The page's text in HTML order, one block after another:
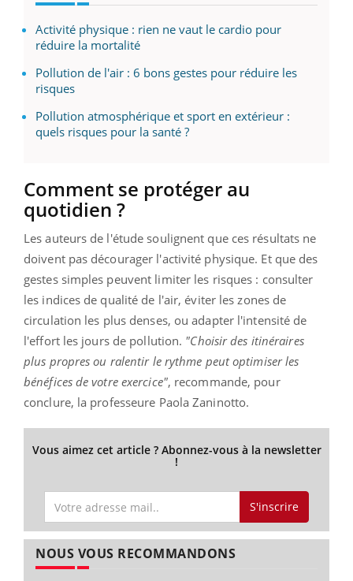
Activité physique : rien ne vaut le cardio pour
réduire la mortalité
Pollution de l'air : 6 bons gestes pour réduire les
risques
Pollution atmosphérique et sport en extérieur :
quels risques pour la santé ?
Comment se protéger au
quotidien ?
Les auteurs de l'étude soulignent que ces résultats ne
doivent pas décourager l'activité physique. Et que des
gestes simples peuvent limiter les risques : consulter
les indices de qualité de l'air, éviter les zones de
circulation les plus denses, ou adapter l'intensité de
l'effort les jours de pollution. "Choisir des itinéraires
plus propres ou ralentir le rythme peut optimiser les
bénéfices de votre exercice", recommande, pour
conclure, la professeure Paola Zaninotto.
Vous aimez cet article ? Abonnez-vous à la newsletter
!
S'inscrire
NOUS VOUS RECOMMANDONS